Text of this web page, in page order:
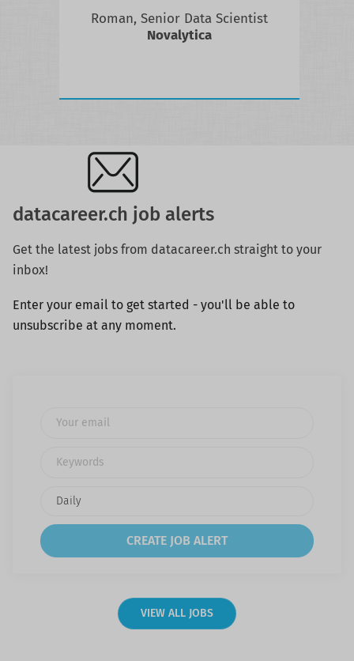
Roman, Senior Data Scientist
Novalytica
datacareer.ch job alerts
Get the latest jobs from datacareer.ch straight to your
inbox!
Enter your email to get started - you'll be able to
unsubscribe at any moment.
VIEW ALL JOBS